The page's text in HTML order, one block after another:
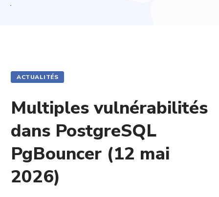
ACTUALITÉS
Multiples vulnérabilités
dans PostgreSQL
PgBouncer (12 mai
2026)